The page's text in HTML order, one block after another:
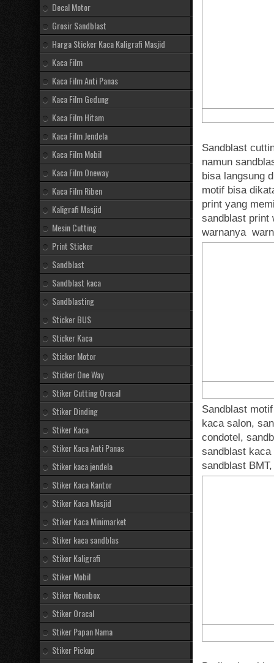
Sandblast
namun
bisa langsung
motif bisa
print yang
sandblast print
warnanya
Sandblast
kaca salon,
condotel,
sandblast
sandblast
Decal Motor
Grosir Sandblast
Harga Sticker Kaca Kaligrafi Masjid
Kaca Film
Kaca Film Anti Panas
Kaca Film Gedung
Kaca Film Hitam
Kaca Film Jendela
Kaca Film Mobil
Kaca Film Oneway
Kaca Film Riben
Kaligrafi Masjid
Mesin Cutting
Print Sticker
Sandblast
Sandblast kaca
Sandblasting
Sticker BUS
Sticker Kaca
Sticker Motor
Sticker One Way
Stiker Cutting Oracal
Stiker Dinding
Stiker Kaca
Stiker Kaca Anti Panas
Stiker kaca jendela
Stiker Kaca Kantor
Stiker Kaca Masjid
Stiker Kaca Minimarket
Stiker kaca sandblas
Stiker Kaligrafi
Stiker Mobil
Stiker Neonbox
Stiker Oracal
Stiker Papan Nama
Stiker Pickup